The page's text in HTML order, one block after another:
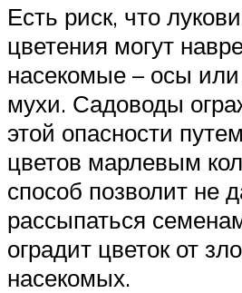
Есть риск, что
цветения могут
насекомые – осы
мухи. Садоводы
этой опасности
цветов марлевым
способ позволит не
рассыпаться
оградит цветок от
насекомых.